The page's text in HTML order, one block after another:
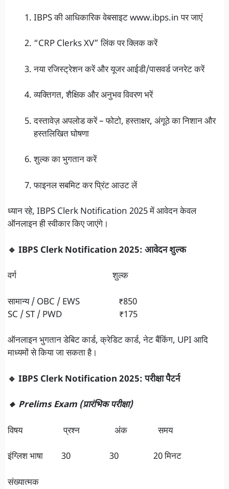
IBPS की आधिकारिक वेबसाइट www.ibps.in पर जाएं
“CRP Clerks XV” लिंक पर क्लिक करें
नया रजिस्ट्रेशन करें और यूजर आईडी/पासवर्ड जनरेट करें
व्यक्तिगत, शैक्षिक और अनुभव विवरण भरें
दस्तावेज़ अपलोड करें – फोटो, हस्ताक्षर, अंगूठे का निशान और
हस्तलिखित घोषणा
शुल्क का भुगतान करें
फाइनल सबमिट कर प्रिंट आउट लें
ध्यान रहे, IBPS Clerk Notification 2025 में आवेदन केवल
ऑनलाइन ही स्वीकार किए जाएंगे।
🔹 IBPS Clerk Notification 2025: आवेदन शुल्क
वर्ग शुल्क
सामान्य / OBC / EWS ₹850
SC / ST / PWD ₹175
ऑनलाइन भुगतान डेबिट कार्ड, क्रेडिट कार्ड, नेट बैंकिंग, UPI आदि
माध्यमों से किया जा सकता है।
🔹 IBPS Clerk Notification 2025: परीक्षा पैटर्न
🔸 Prelims Exam (प्रारंभिक परीक्षा)
विषय प्रश्न अंक समय
इंग्लिश भाषा 30 30 20 मिनट
संख्यात्मक